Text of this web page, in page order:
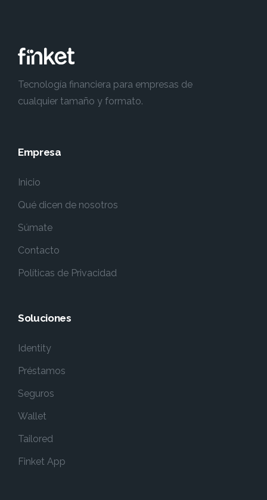
Tecnología financiera para empresas de
cualquier tamaño y formato.
Empresa
Inicio
Qué dicen de nosotros
Súmate
Contacto
Políticas de Privacidad
Soluciones
Identity
Préstamos
Seguros
Wallet
Tailored
Finket App